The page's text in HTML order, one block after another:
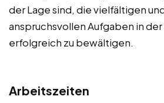
der Lage sind, die vielfältigen
anspruchsvollen Aufgaben in
erfolgreich zu bewältigen.
Arbeitszeiten